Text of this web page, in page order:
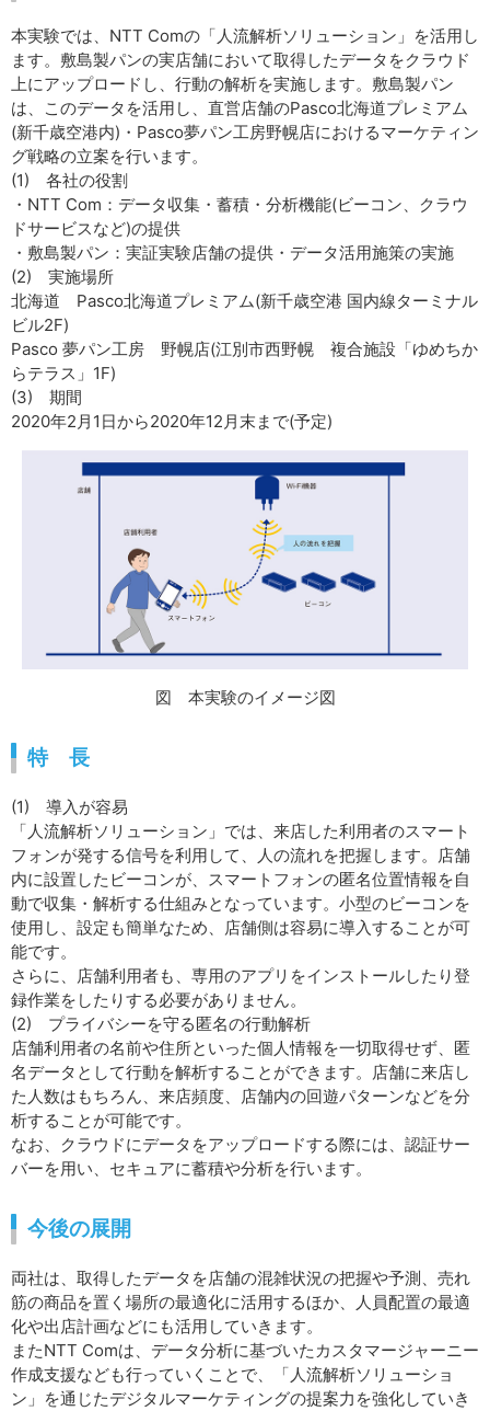
本実験では、NTT Comの「人流解析ソリューション」を活用し
ます。敷島製パンの実店舗において取得したデータをクラウド
上にアップロードし、行動の解析を実施します。敷島製パン
は、このデータを活用し、直営店舗のPasco北海道プレミアム
(新千歳空港内)・Pasco夢パン工房野幌店におけるマーケティン
グ戦略の立案を行います。
(1) 各社の役割
・NTT Com：データ収集・蓄積・分析機能(ビーコン、クラウ
ドサービスなど)の提供
・敷島製パン：実証実験店舗の提供・データ活用施策の実施
(2) 実施場所
北海道 Pasco北海道プレミアム(新千歳空港 国内線ターミナル
ビル2F)
Pasco 夢パン工房 野幌店(江別市西野幌 複合施設「ゆめちか
らテラス」1F)
(3) 期間
2020年2月1日から2020年12月末まで(予定)
図 本実験のイメージ図
特 長
(1) 導入が容易
「人流解析ソリューション」では、来店した利用者のスマート
フォンが発する信号を利用して、人の流れを把握します。店舗
内に設置したビーコンが、スマートフォンの匿名位置情報を自
動で収集・解析する仕組みとなっています。小型のビーコンを
使用し、設定も簡単なため、店舗側は容易に導入することが可
能です。
さらに、店舗利用者も、専用のアプリをインストールしたり登
録作業をしたりする必要がありません。
(2) プライバシーを守る匿名の行動解析
店舗利用者の名前や住所といった個人情報を一切取得せず、匿
名データとして行動を解析することができます。店舗に来店し
た人数はもちろん、来店頻度、店舗内の回遊パターンなどを分
析することが可能です。
なお、クラウドにデータをアップロードする際には、認証サー
バーを用い、セキュアに蓄積や分析を行います。
今後の展開
両社は、取得したデータを店舗の混雑状況の把握や予測、売れ
筋の商品を置く場所の最適化に活用するほか、人員配置の最適
化や出店計画などにも活用していきます。
またNTT Comは、データ分析に基づいたカスタマージャーニー
作成支援なども行っていくことで、「人流解析ソリューショ
ン」を通じたデジタルマーケティングの提案力を強化していき